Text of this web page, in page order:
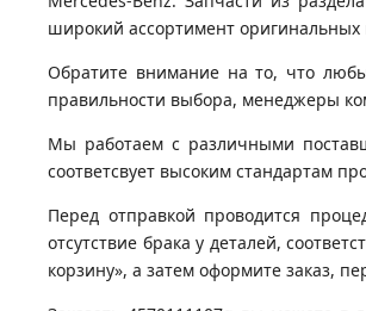
широкий ассортимент оригинальных
Обратите внимание на то, что
правильности выбора, менеджеры
Мы работаем с различными
соответсвует высоким стандартам
Перед отправкой проводится
отсутствие брака у деталей,
корзину», а затем оформите заказ,